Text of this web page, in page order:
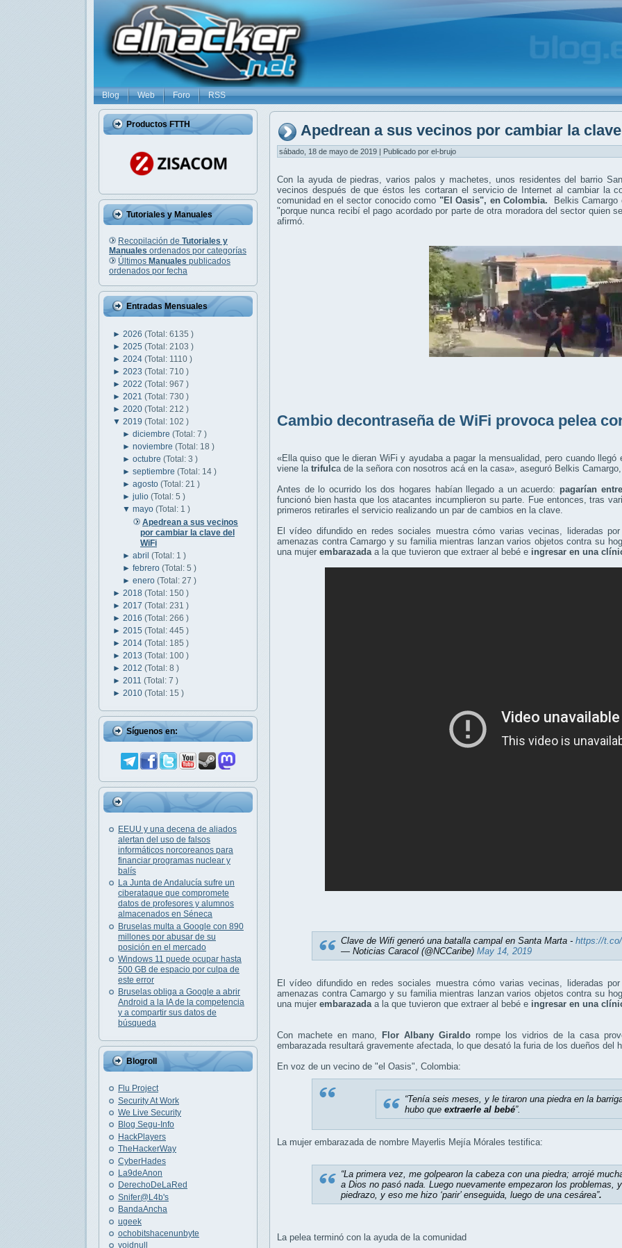
Blog Web Foro RSS
Productos FTTH
Tutoriales y Manuales
Recopilación de Tutoriales y
Manuales ordenados por categorías
Últimos Manuales publicados
ordenados por fecha
Entradas Mensuales
► 2026 (Total: 6135 )
► 2025 (Total: 2103 )
► 2024 (Total: 1110 )
► 2023 (Total: 710 )
► 2022 (Total: 967 )
► 2021 (Total: 730 )
► 2020 (Total: 212 )
▼ 2019 (Total: 102 )
►diciembre(Total: 7 )
►noviembre(Total: 18 )
►octubre(Total: 3 )
►septiembre(Total: 14 )
►agosto(Total: 21 )
►julio(Total: 5 )
▼mayo(Total: 1 )
Apedrean a sus vecinos
por cambiar la clave del
WiFi
►abril(Total: 1 )
►febrero(Total: 5 )
►enero(Total: 27 )
► 2018 (Total: 150 )
► 2017 (Total: 231 )
► 2016 (Total: 266 )
► 2015 (Total: 445 )
► 2014 (Total: 185 )
► 2013 (Total: 100 )
► 2012 (Total: 8 )
► 2011 (Total: 7 )
► 2010 (Total: 15 )
Síguenos en:
EEUU y una decena de aliados
alertan del uso de falsos
informáticos norcoreanos para
financiar programas nuclear y
balís
La Junta de Andalucía sufre un
ciberataque que compromete
datos de profesores y alumnos
almacenados en Séneca
Bruselas multa a Google con 890
millones por abusar de su
posición en el mercado
Windows 11 puede ocupar hasta
500 GB de espacio por culpa de
este error
Bruselas obliga a Google a abrir
Android a la IA de la competencia
y a compartir sus datos de
búsqueda
Blogroll
Flu Project
Security At Work
We Live Security
Blog Segu-Info
HackPlayers
TheHackerWay
CyberHades
La9deAnon
DerechoDeLaRed
Snifer@L4b's
BandaAncha
ugeek
ochobitshacenunbyte
voidnull
Apedrean a sus vecinos por cambiar la
sábado, 18 de mayo de 2019 | Publicado por el-brujo
Con la ayuda de piedras, varios palos y machetes, unos residentes del barrio
vecinos después de que éstos les cortaran el servicio de Internet al cambiar la
comunidad en el sector conocido como "El Oasis", en Colombia.
Belkis
"porque nunca recibí el pago acordado por parte de otra moradora del sector quien
afirmó.
Cambio decontraseña de WiFi provoca pelea
«Ella quiso que le dieran WiFi y ayudaba a pagar la mensualidad, pero cuando
viene la trifulca de la señora con nosotros acá en la casa», aseguró Belkis
Antes de lo ocurrido los dos hogares habían llegado a un acuerdo: pagarían
funcionó bien hasta que los atacantes incumplieron su parte. Fue entonces, tras
primeros retirarles el servicio realizando un par de cambios en la clave.
El vídeo difundido en redes sociales muestra cómo varias vecinas, lideradas
amenazas contra Camargo y su familia mientras lanzan varios objetos contra su
una mujer embarazadaa la que tuvieron que extraer al bebé e ingresar en una
Clave de Wifi generó una batalla campal en Santa Marta - https://
— Noticias Caracol (@NCCaribe) May 14, 2019
El vídeo difundido en redes sociales muestra cómo varias vecinas, lideradas
amenazas contra Camargo y su familia mientras lanzan varios objetos contra su
una mujer embarazadaa la que tuvieron que extraer al bebé e ingresar en una
Con machete en mano, Flor Albany Giraldo rompe los vidrios de la casa
embarazada resultará gravemente afectada, lo que desató la furia de los dueños del
En voz de un vecino de "el Oasis", Colombia:
“Tenía seis meses, y le tiraron una piedra en la
hubo que extraerle al bebé”.
La mujer embarazada de nombre Mayerlis Mejía Mórales testifica:
“La primera vez, me golpearon la cabeza con una piedra; arrojé
a Dios no pasó nada. Luego nuevamente empezaron los problemas,
piedrazo, y eso me hizo ‘parir’ enseguida, luego de una cesárea”.
La pelea terminó con la ayuda de la comunidad